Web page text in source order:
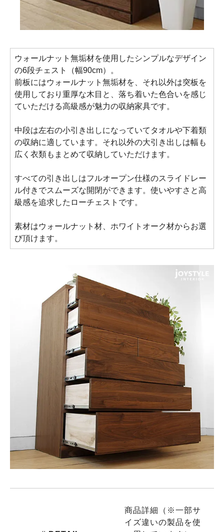
ウォールナット無垢材を使用したシンプルなデザイン
の6段チェスト（幅90cm）。
前板にはウォールナット無垢材を、それ以外は突板を
使用しており重厚な木目と、落ち着いた色合いを感じ
ていただける高級感が魅力の収納家具です。
中段は左右の小引き出しになっていてタオルや下着類
の収納に適しています。それ以外の大引き出しは幅も
広く衣類もまとめて収納していただけます。
すべての引き出しはフルオープン仕様のスライドレー
ル付きでスムーズな開閉ができます。使いやすさと高
級感を追求したローチェストです。
素材はウォールナット材、ホワイトオーク材からお選
び頂けます。
商品詳細（※一部サ
イズ違いの製品を使